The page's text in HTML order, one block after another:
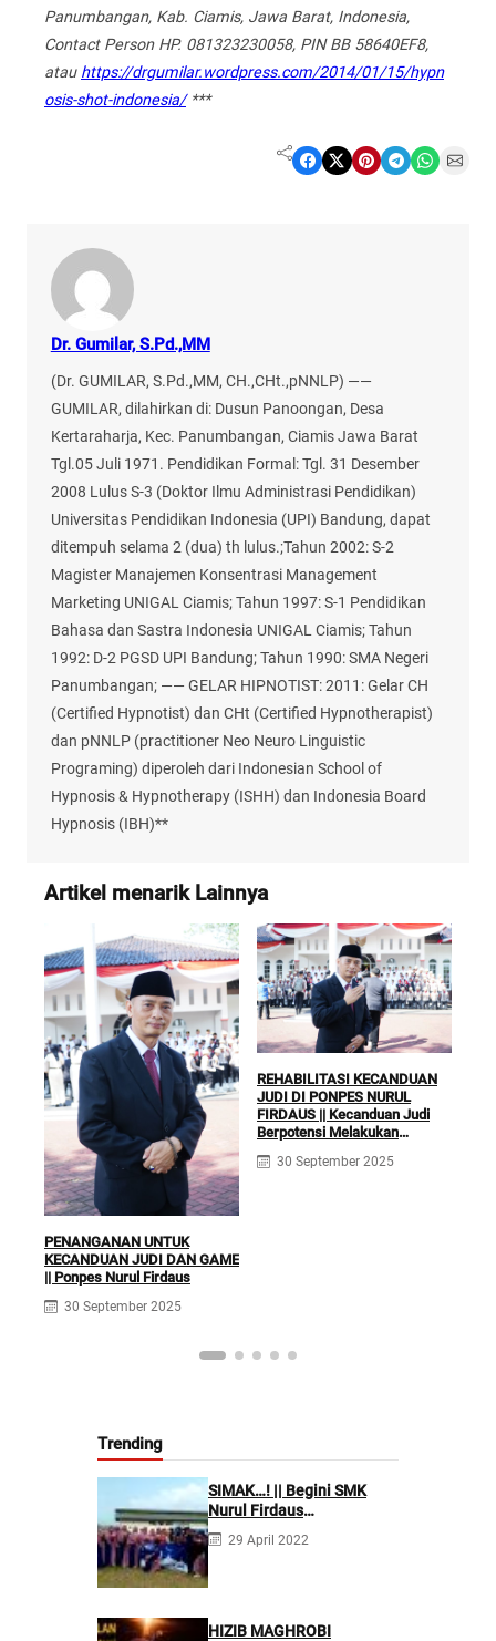
Panumbangan, Kab. Ciamis, Jawa Barat, Indonesia,
Contact Person HP. 081323230058, PIN BB 58640EF8,
atau https://drgumilar.wordpress.com/2014/01/15/hypn
osis-shot-indonesia/***
Share on Facebook Share on X Share on Pinterest Share on Telegram Share on WhatsApp Share on Email
Dr. Gumilar, S.Pd.,MM
(Dr. GUMILAR, S.Pd.,MM, CH.,CHt.,pNNLP) ——
GUMILAR, dilahirkan di: Dusun Panoongan, Desa
Kertaraharja, Kec. Panumbangan, Ciamis Jawa Barat
Tgl.05 Juli 1971. Pendidikan Formal: Tgl. 31 Desember
2008 Lulus S-3 (Doktor Ilmu Administrasi Pendidikan)
Universitas Pendidikan Indonesia (UPI) Bandung, dapat
ditempuh selama 2 (dua) th lulus.;Tahun 2002: S-2
Magister Manajemen Konsentrasi Management
Marketing UNIGAL Ciamis; Tahun 1997: S-1 Pendidikan
Bahasa dan Sastra Indonesia UNIGAL Ciamis; Tahun
1992: D-2 PGSD UPI Bandung; Tahun 1990: SMA Negeri
Panumbangan; —— GELAR HIPNOTIST: 2011: Gelar CH
(Certified Hypnotist) dan CHt (Certified Hypnotherapist)
dan pNNLP (practitioner Neo Neuro Linguistic
Programing) diperoleh dari Indonesian School of
Hypnosis & Hypnotherapy (ISHH) dan Indonesia Board
Hypnosis (IBH)**
Artikel menarik Lainnya
PENANGANAN UNTUK
KECANDUAN JUDI DAN GAME
|| Ponpes Nurul Firdaus
30 September 2025
REHABILITASI KECANDUAN
JUDI DI PONPES NURUL
FIRDAUS || Kecanduan Judi
Berpotensi Melakukan
30 September 2025
Trending
SIMAK…! || Begini SMK
Nurul Firdaus
Mengarahkan Siswanya
agar Menjadi Asisten
29 April 2022
HIZIB MAGHROBI